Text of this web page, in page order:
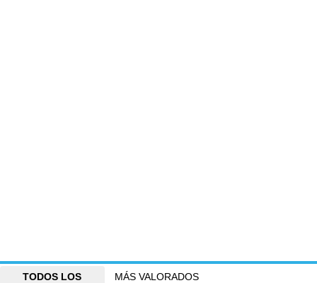
TODOS LOS
MÁS VALORADOS